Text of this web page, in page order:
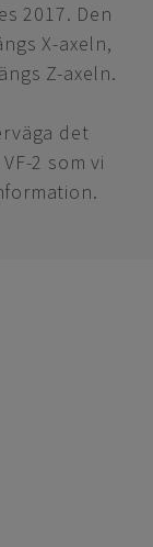
2017. Den
X-axeln,
Z-axeln.
det
2 som vi